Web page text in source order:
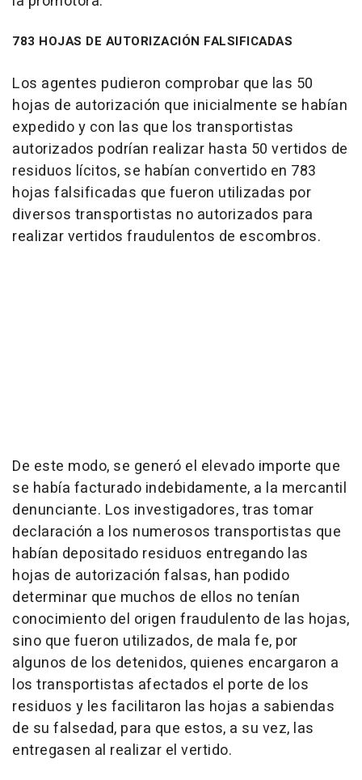
783 HOJAS DE AUTORIZACIÓN FALSIFICADAS
Los agentes pudieron comprobar que las 50
hojas de autorización que inicialmente se habían
expedido y con las que los transportistas
autorizados podrían realizar hasta 50 vertidos de
residuos lícitos, se habían convertido en 783
hojas falsificadas que fueron utilizadas por
diversos transportistas no autorizados para
realizar vertidos fraudulentos de escombros.
De este modo, se generó el elevado importe que
se había facturado indebidamente, a la mercantil
denunciante. Los investigadores, tras tomar
declaración a los numerosos transportistas que
habían depositado residuos entregando las
hojas de autorización falsas, han podido
determinar que muchos de ellos no tenían
conocimiento del origen fraudulento de las hojas,
sino que fueron utilizados, de mala fe, por
algunos de los detenidos, quienes encargaron a
los transportistas afectados el porte de los
residuos y les facilitaron las hojas a sabiendas
de su falsedad, para que estos, a su vez, las
entregasen al realizar el vertido.